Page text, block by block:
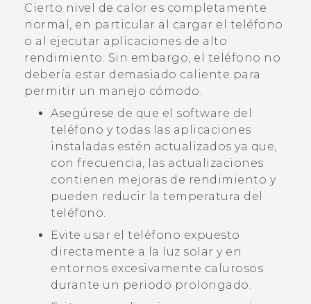
HTC Devices & Accessories
Video Tutorials
Cierto nivel de calor es completamente
normal, en particular al cargar el teléfono
o al ejecutar aplicaciones de alto
rendimiento. Sin embargo, el teléfono no
debería estar demasiado caliente para
permitir un manejo cómodo.
Asegúrese de que el software del
teléfono y todas las aplicaciones
instaladas estén actualizados ya que,
con frecuencia, las actualizaciones
contienen mejoras de rendimiento y
pueden reducir la temperatura del
teléfono.
Evite usar el teléfono expuesto
directamente a la luz solar y en
entornos excesivamente calurosos
durante un periodo prolongado.